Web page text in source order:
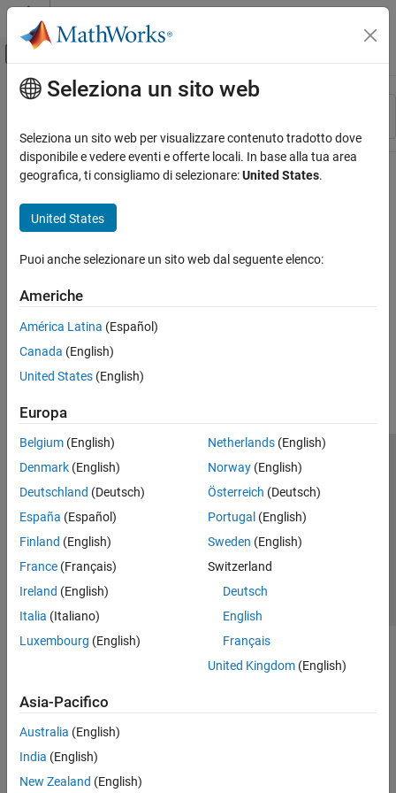
Vai al contenuto
Attiva/disattiva menu di navigazione
Risorsa
Stato
Contenuto principale
Seleziona un sito web
Seleziona un sito web per visualizzare contenuto tradotto dove
disponibile e vedere eventi e offerte locali. In base alla tua area
geografica, ti consigliamo di selezionare:United States.
United States
Puoi anche selezionare un sito web dal seguente elenco:
Americhe
América Latina (Español)
Canada (English)
United States (English)
Europa
Belgium (English)
Denmark (English)
Deutschland (Deutsch)
España (Español)
Finland (English)
France (Français)
Ireland (English)
Italia (Italiano)
Luxembourg (English)
Netherlands(English)
Norway(English)
Österreich (Deutsch)
Portugal (English)
Sweden (English)
Switzerland
Deutsch
English
Français
United Kingdom(English)
Asia-Pacifico
Australia (English)
India (English)
New Zealand (English)
Centro di fiducia
Informativa sulla privacy
Antipirateria
Stato dell'applicazione
Contatti
© 1994-2026 The MathWorks, Inc.